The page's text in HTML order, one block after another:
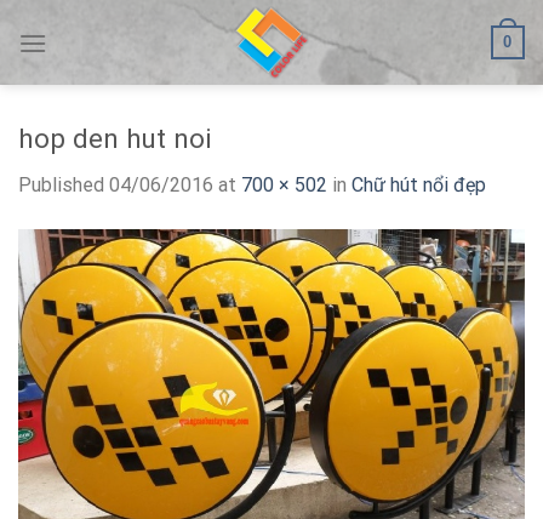
0
hop den hut noi
Published 04/06/2016 at 700 × 502 in Chữ hút nổi đẹp